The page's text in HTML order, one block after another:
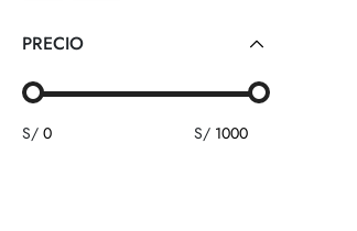
PRECIO
S/ S/